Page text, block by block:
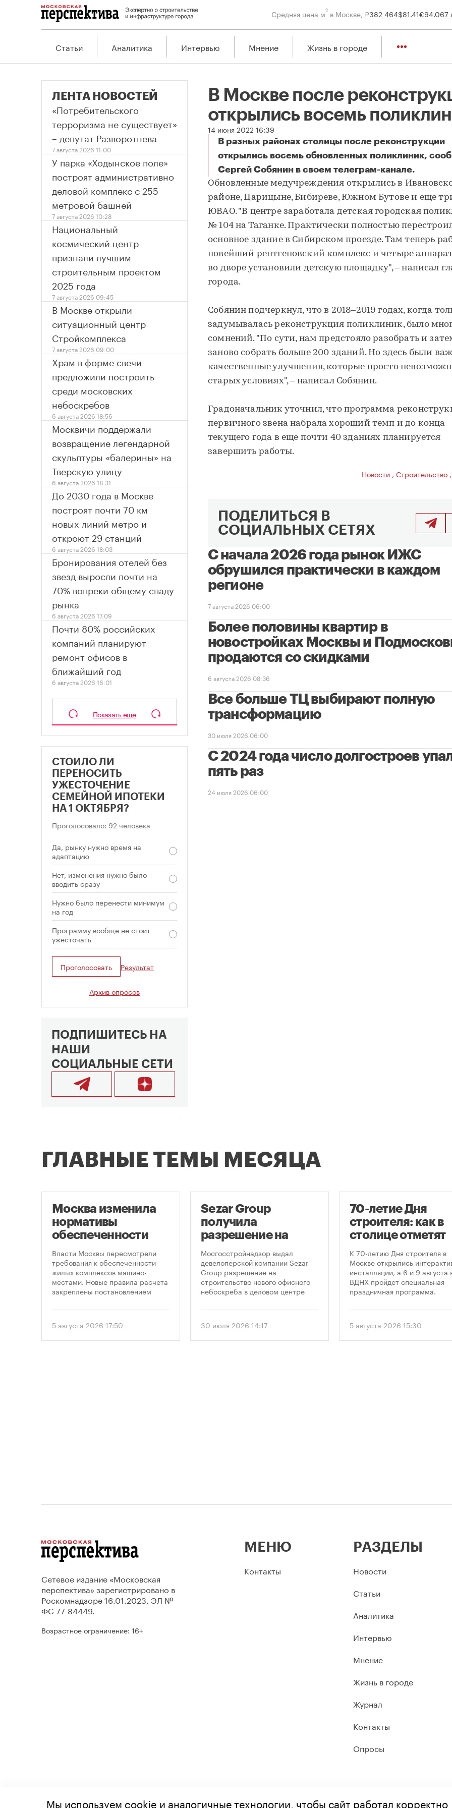
Средняя цена м2 в Москве, ₽382 464$81.41€94.067
Статьи Аналитика Интервью Мнение Жизнь в городе
В Москве после
открылись восемь
14 июня 2022 16:39
В разных районах столицы после реконструкции
открылись восемь обновленных поликлиник,
Сергей Собянин в своем телеграм-канале.
В Москве после реконструкции открылись восемь поликлиник
Обновленные медучреждения открылись в
районе, Царицыне, Бибиреве, Южном Бутове и еще
ЮВАО. "В центре заработала детская городская
№ 104 на Таганке. Практически полностью
основное здание в Сибирском проезде. Там теперь
новейший рентгеновский комплекс и четыре
во дворе установили детскую площадку", – написал
города.
Собянин подчеркнул, что в 2018–2019 годах, когда
задумывалась реконструкция поликлиник, было
сомнений. "По сути, нам предстояло разобрать и
заново собрать больше 200 зданий. Но здесь были
качественные улучшения, которые просто
старых условиях", – написал Собянин.
Градоначальник уточнил, что программа
первичного звена набрала хороший темп и до конца
текущего года в еще почти 40 зданиях планируется
завершить работы.
Новости , Строительство
ПОДЕЛИТЬСЯ В
СОЦИАЛЬНЫХ СЕТЯХ
С начала 2026 года рынок ИЖС
обрушился практически в каждом
регионе
7 августа 2026 06:00
Более половины квартир в
новостройках Москвы и
продаются со скидками
6 августа 2026 08:36
Все больше ТЦ выбирают полную
трансформацию
30 июля 2026 06:00
С 2024 года число долгостроев
пять раз
24 июля 2026 06:00
ЛЕНТА НОВОСТЕЙ
«Потребительского
терроризма не существует»
– депутат Разворотнева
7 августа 2026 11:00
У парка «Ходынское поле»
построят административно
деловой комплекс с 255
метровой башней
7 августа 2026 10:28
Национальный
космический центр
признали лучшим
строительным проектом
2025 года
7 августа 2026 09:45
В Москве открыли
ситуационный центр
Стройкомплекса
7 августа 2026 09:00
Храм в форме свечи
предложили построить
среди московских
небоскребов
6 августа 2026 18:56
Москвичи поддержали
возвращение легендарной
скульптуры «балерины» на
Тверскую улицу
6 августа 2026 18:31
До 2030 года в Москве
построят почти 70 км
новых линий метро и
откроют 29 станций
6 августа 2026 18:03
Бронирования отелей без
звезд выросли почти на
70% вопреки общему спаду
рынка
6 августа 2026 17:09
Почти 80% российских
компаний планируют
ремонт офисов в
ближайший год
6 августа 2026 16:01
Показать еще
СТОИЛО ЛИ
ПЕРЕНОСИТЬ
УЖЕСТОЧЕНИЕ
СЕМЕЙНОЙ ИПОТЕКИ
НА 1 ОКТЯБРЯ?
Проголосовало: 92 человека
Да, рынку нужно время на
адаптацию
Нет, изменения нужно было
вводить сразу
Нужно было перенести минимум
на год
Программу вообще не стоит
ужесточать
Проголосовать Результат
Архив опросов
ПОДПИШИТЕСЬ НА
НАШИ
СОЦИАЛЬНЫЕ СЕТИ
ГЛАВНЫЕ ТЕМЫ МЕСЯЦА
Москва изменила
нормативы
обеспеченности
новостроек
парковками
Власти Москвы пересмотрели
требования к обеспеченности
жилых комплексов машино-
местами. Новые правила расчета
закреплены постановлением
от 5 августа 2026 года. Документ
подход к определению
необходимого количества
5 августа 2026 17:50
Sezar Group
получила
разрешение на
строительство
небоскреба в
«Москва-Сити»
Мосгосстройнадзор выдал
девелоперской компании Sezar
Group разрешение на
строительство нового офисного
небоскреба в деловом центре
предусматривает возведение 52-
метров.
30 июля 2026 14:17
70-летие Дня
строителя: как в
столице отметят
круглую дату
праздника
К 70-летию Дня строителя в
Москве открылись
инсталляции, а 6 и 9 августа
ВДНХ пройдет специальная
праздничная программа.
5 августа 2026 15:30
Сетевое издание «Московская
перспектива» зарегистрировано в
Роскомнадзоре 16.01.2023, ЭЛ №
ФС 77-84449.
Возрастное ограничение: 16+
МЕНЮ
Контакты
РАЗДЕЛЫ
Новости
Статьи
Аналитика
Интервью
Мнение
Жизнь в городе
Журнал
Контакты
Опросы
Мы используем cookie и аналогичные технологии, чтобы сайт работал корректно